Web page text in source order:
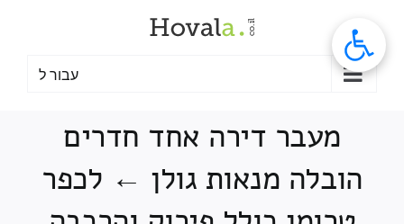
עבור ל
מעבר דירה אחד חדרים
הובלה מנאות גולן ← לכפר